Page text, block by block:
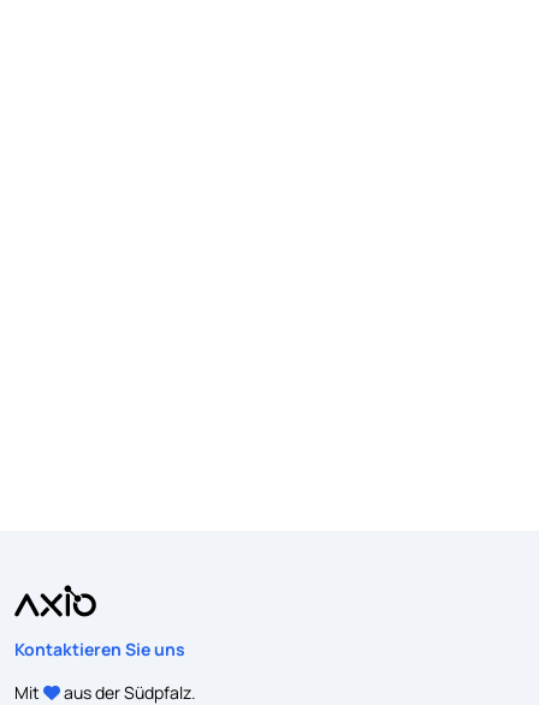
Kontaktieren Sie uns
Mit
aus der Südpfalz.